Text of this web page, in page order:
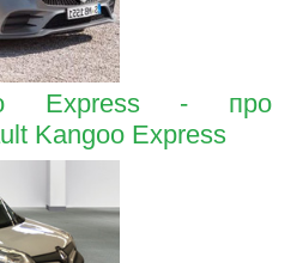
Express - про
Kangoo Express